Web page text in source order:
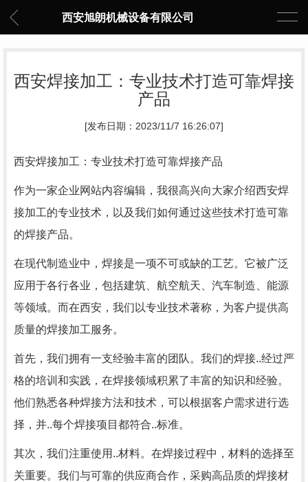
西安旭朗机械设备有限公司
西安焊接加工：专业技术打造可靠焊接
产品
[发布日期：2023/11/7 16:26:07]
西安焊接加工：专业技术打造可靠焊接产品
作为一家企业网站内容编辑，我很高兴向大家介绍西安焊
接加工的专业技术，以及我们如何通过这些技术打造可靠
的焊接产品。
在现代制造业中，焊接是一项不可或缺的工艺。它被广泛
应用于各行各业，包括建筑、航空航天、汽车制造、能源
等领域。而在西安，我们以专业技术著称，为客户提供高
质量的焊接加工服务。
首先，我们拥有一支经验丰富的团队。我们的焊接..经过严
格的培训和实践，在焊接领域积累了丰富的知识和经验。
他们熟悉各种焊接方法和技术，可以根据客户需求进行选
择，并..每个焊接项目都符合..标准。
其次，我们注重使用..材料。在焊接过程中，材料的选择至
关重要。我们与可靠的供应商合作，采购高品质的焊接材